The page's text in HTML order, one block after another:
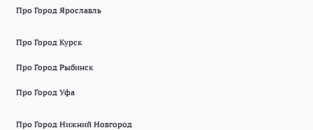
Про Город Ярославль
Про Город Курск
Про Город Рыбинск
Про Город Уфа
Про Город Нижний Новгород